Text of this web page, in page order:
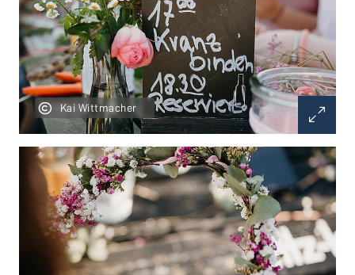
Kai Wittmacher